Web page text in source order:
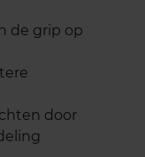
de grip op
door